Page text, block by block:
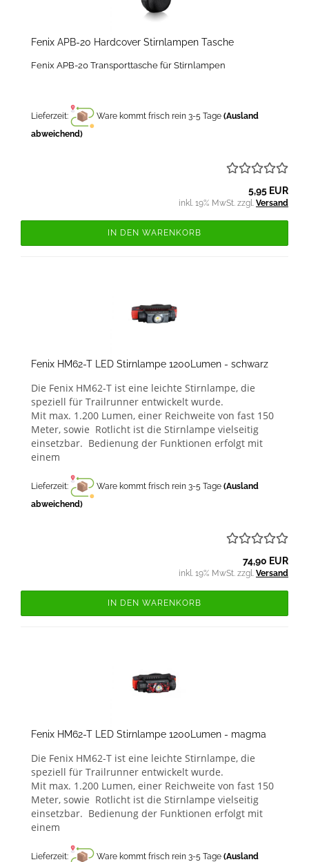
Fenix APB-20 Hardcover Stirnlampen Tasche
Fenix APB-20 Transporttasche für Stirnlampen
Lieferzeit: Ware kommt frisch rein 3-5 Tage (Ausland
abweichend)
5,95 EUR
inkl. 19% MwSt. zzgl. Versand
IN DEN WARENKORB
Fenix HM62-T LED Stirnlampe 1200Lumen - schwarz
Die Fenix HM62-T ist eine leichte Stirnlampe, die
speziell für Trailrunner entwickelt wurde.
Mit max. 1.200 Lumen, einer Reichweite von fast 150
Meter, sowie Rotlicht ist die Stirnlampe vielseitig
einsetzbar. Bedienung der Funktionen erfolgt mit
einem
Lieferzeit: Ware kommt frisch rein 3-5 Tage (Ausland
abweichend)
74,90 EUR
inkl. 19% MwSt. zzgl. Versand
IN DEN WARENKORB
Fenix HM62-T LED Stirnlampe 1200Lumen - magma
Die Fenix HM62-T ist eine leichte Stirnlampe, die
speziell für Trailrunner entwickelt wurde.
Mit max. 1.200 Lumen, einer Reichweite von fast 150
Meter, sowie Rotlicht ist die Stirnlampe vielseitig
einsetzbar. Bedienung der Funktionen erfolgt mit
einem
Lieferzeit: Ware kommt frisch rein 3-5 Tage (Ausland